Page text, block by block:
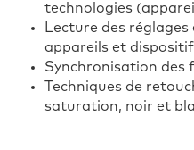
technologies
Lecture des
appareils et
Synchronisation des
Techniques de
saturation, noir et